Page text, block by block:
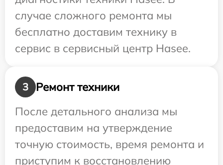
случае сложного ремонта мы
бесплатно доставим технику в
сервис в сервисный центр Hasee.
3
Ремонт техники
После детального анализа мы
предоставим на утверждение
точную стоимость, время ремонта и
приступим к восстановлению